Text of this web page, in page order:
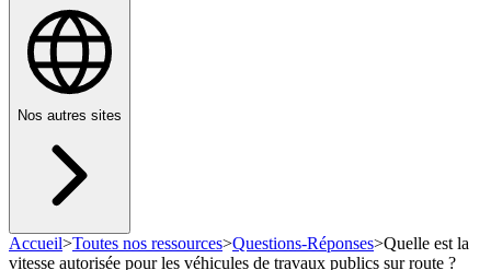
Nos autres sites
Accueil>Toutes nos ressources>Questions-Réponses>Quelle est la
vitesse autorisée pour les véhicules de travaux publics sur route ?